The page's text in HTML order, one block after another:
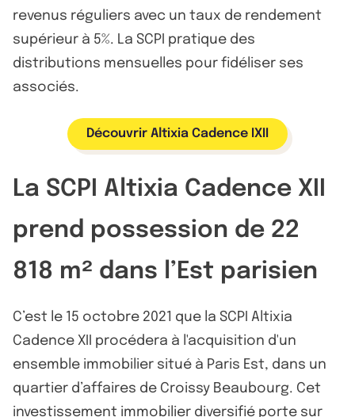
revenus réguliers avec un taux de rendement
supérieur à 5%. La SCPI pratique des
distributions mensuelles pour fidéliser ses
associés.
Découvrir Altixia Cadence IXII
La SCPI Altixia Cadence XII
prend possession de 22
818 m² dans l’Est parisien
C’est le 15 octobre 2021 que la SCPI Altixia
Cadence XII procédera à l'acquisition d'un
ensemble immobilier situé à Paris Est, dans un
quartier d’affaires de Croissy Beaubourg. Cet
investissement immobilier diversifié porte sur